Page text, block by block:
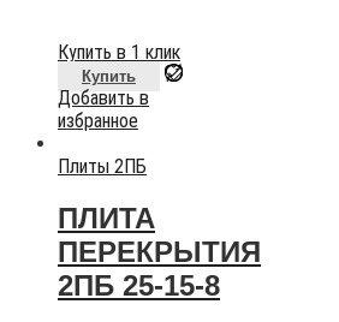
Купить в 1 клик
Купить
Добавить в
избранное
Плиты 2ПБ
ПЛИТА
ПЕРЕКРЫТИЯ
2ПБ 25-15-8